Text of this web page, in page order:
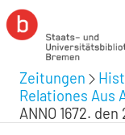
Zeitungen
Relationes Aus
ANNO 1672.